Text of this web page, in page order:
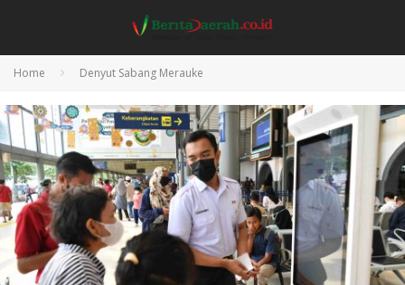
Home Denyut Sabang Merauke